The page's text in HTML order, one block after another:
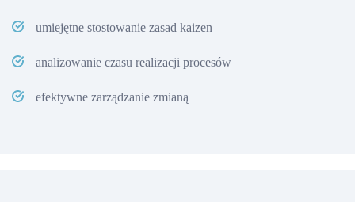
umiejętne stostowanie zasad kaizen
analizowanie czasu realizacji procesów
efektywne zarządzanie zmianą